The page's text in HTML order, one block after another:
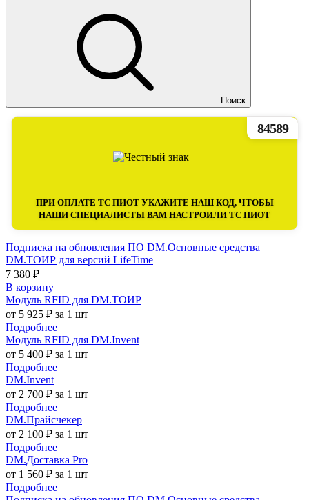
Поиск
84589
ПРИ ОПЛАТЕ ТС ПИОТ УКАЖИТЕ НАШ КОД, ЧТОБЫ
НАШИ СПЕЦИАЛИСТЫ ВАМ НАСТРОИЛИ ТС ПИОТ
Подписка на обновления ПО DM.Основные средства
DM.ТОИР для версий LifeTime
7 380 ₽
В корзину
Модуль RFID для DM.ТОИР
от 5 925 ₽ за 1 шт
Подробнее
Модуль RFID для DM.Invent
от 5 400 ₽ за 1 шт
Подробнее
DM.Invent
от 2 700 ₽ за 1 шт
Подробнее
DM.Прайсчекер
от 2 100 ₽ за 1 шт
Подробнее
DM.Доставка Pro
от 1 560 ₽ за 1 шт
Подробнее